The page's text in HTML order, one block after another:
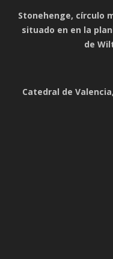
Stonehenge, círculo
situado en en la
de
Catedral de